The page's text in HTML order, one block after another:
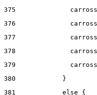
375
376
377
378
379
380
            }
381
            else {